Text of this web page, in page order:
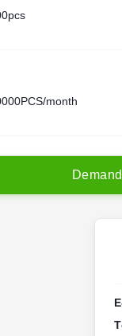
month
Demand